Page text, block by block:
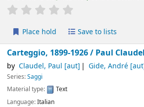
star rating
Place hold Save to lists
Carteggio, 1899-1926 / Paul
by Claudel, Paul [aut] Gide, André
Series:Saggi
Material type:
Text
Language:Italian